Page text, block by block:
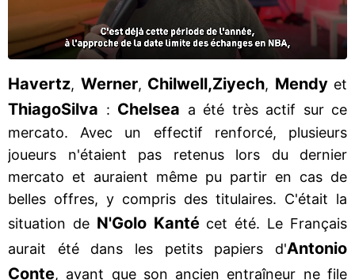
Havertz, Werner, Chilwell,Ziyech, Mendyet
ThiagoSilva : Chelsea a été très actif sur ce
mercato. Avec un effectif renforcé, plusieurs
joueurs n'étaient pas retenus lors du dernier
mercato et auraient même pu partir en cas de
belles offres, y compris des titulaires. C'était la
situation de N'Golo Kantécet été. Le Français
aurait été dans les petits papiers d'Antonio
Conte, avant que son ancien entraîneur ne file